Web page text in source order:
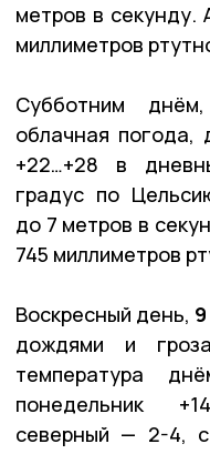
метров в секунду.
миллиметров
Субботним
облачная погода,
+22…+28 в
градус по
до 7 метров в
745 миллиметров
Воскресный день,
дождями и
температура
понедельник
северный — 2-4,